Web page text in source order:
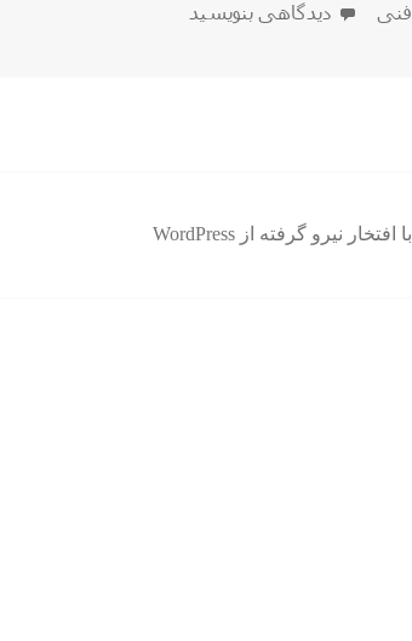
شدهفنی
برای سایت آموزش مجازی مهارت های فنی stephelp
دیدگاهی بنویسید
با افتخار نیرو گرفته از WordPress